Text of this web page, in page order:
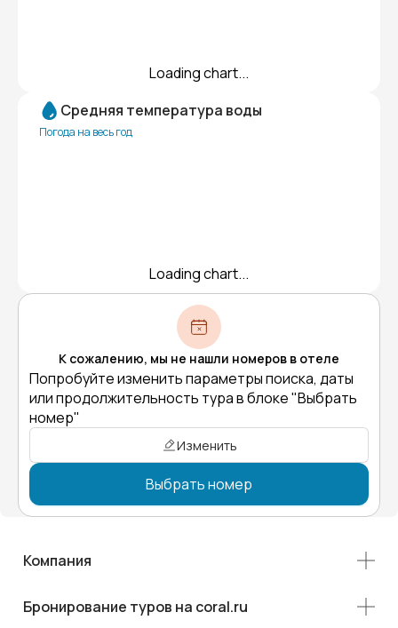
Loading chart...
Средняя температура воды
Погода на весь год
Loading chart...
К сожалению, мы не нашли номеров в отеле
Попробуйте изменить параметры поиска, даты
или продолжительность тура в блоке "Выбрать
номер"
Изменить
Выбрать номер
Компания
Бронирование туров на coral.ru